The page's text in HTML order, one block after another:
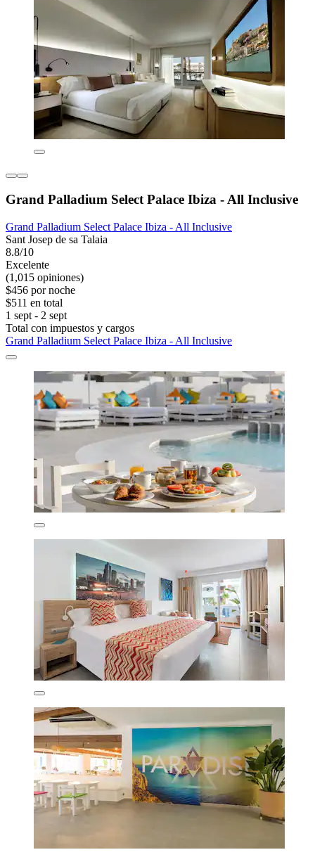
Grand Palladium Select Palace Ibiza - All Inclusive
Grand Palladium Select Palace Ibiza - All Inclusive
Sant Josep de sa Talaia
8.8/10
Excelente
(1,015 opiniones)
$456 por noche
$511 en total
1 sept - 2 sept
Total con impuestos y cargos
Grand Palladium Select Palace Ibiza - All Inclusive